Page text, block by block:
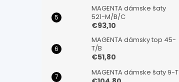
MAGENTA dámske šaty
521-M/B/C
€93,10
MAGENTA dámsky top 45-
T/B
€51,80
MAGENTA dámske šaty 9-T